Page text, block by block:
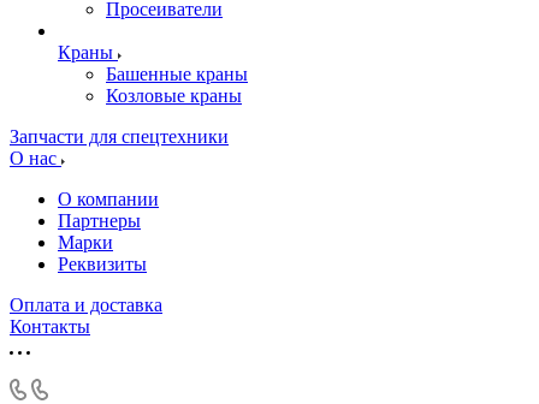
Просеиватели
Краны
Башенные краны
Козловые краны
Запчасти для спецтехники
О нас
О компании
Партнеры
Марки
Реквизиты
Оплата и доставка
Контакты